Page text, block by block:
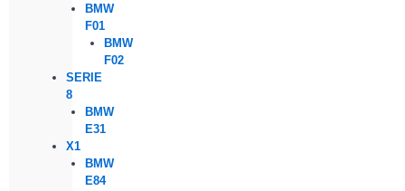
BMW
F01
BMW
F02
SERIE
8
BMW
E31
X1
BMW
E84